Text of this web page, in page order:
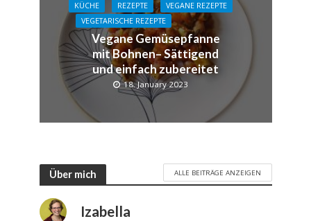
KÜCHE REZEPTE
VEGANE REZEPTE
VEGETARISCHE REZEPTE
Vegane Gemüsepfanne
mit Bohnen– Sättigend
und einfach zubereitet
18. January 2023
Über mich ALLE BEITRÄGE ANZEIGEN
Izabella